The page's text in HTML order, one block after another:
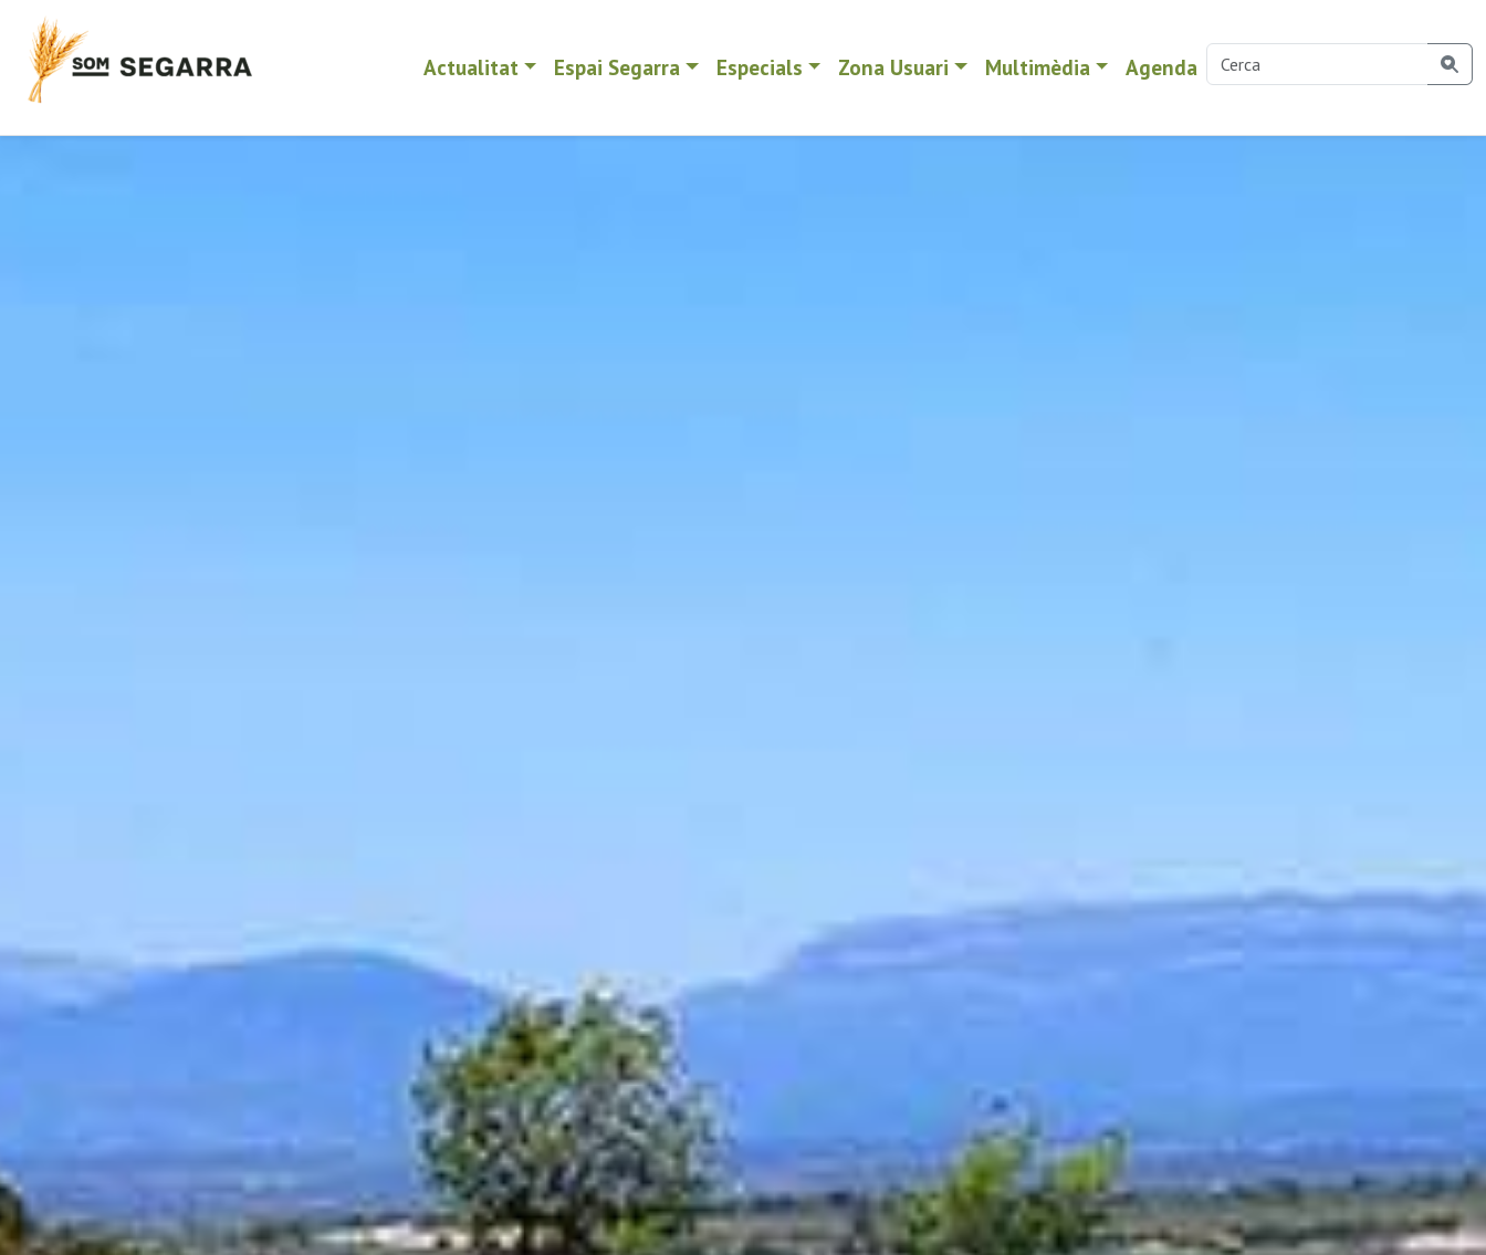
Actualitat Espai Segarra Especials Zona Usuari Multimèdia Agenda